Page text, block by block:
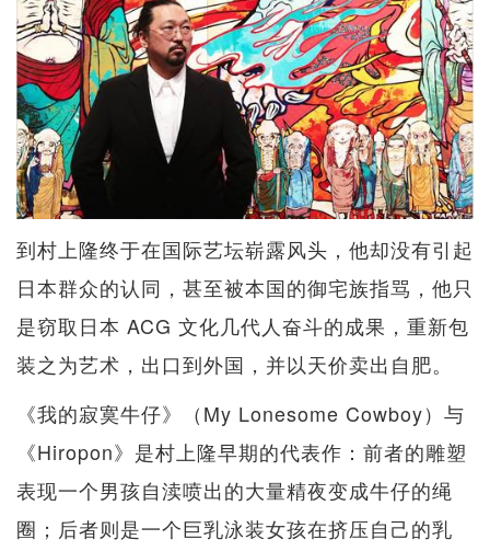
到村上隆终于在国际艺坛崭露风头，他却没有引起
日本群众的认同，甚至被本国的御宅族指骂，他只
是窃取日本 ACG 文化几代人奋斗的成果，重新包
装之为艺术，出口到外国，并以天价卖出自肥。
《我的寂寞牛仔》（My Lonesome Cowboy）与
《Hiropon》是村上隆早期的代表作：前者的雕塑
表现一个男孩自渎喷出的大量精夜变成牛仔的绳
圈；后者则是一个巨乳泳装女孩在挤压自己的乳